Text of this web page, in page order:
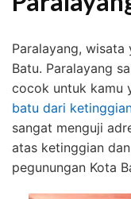
Paralayang,
Batu. Paralayang
cocok untuk kamu
batu dari
sangat menguji
atas ketinggian
pegunungan Kota